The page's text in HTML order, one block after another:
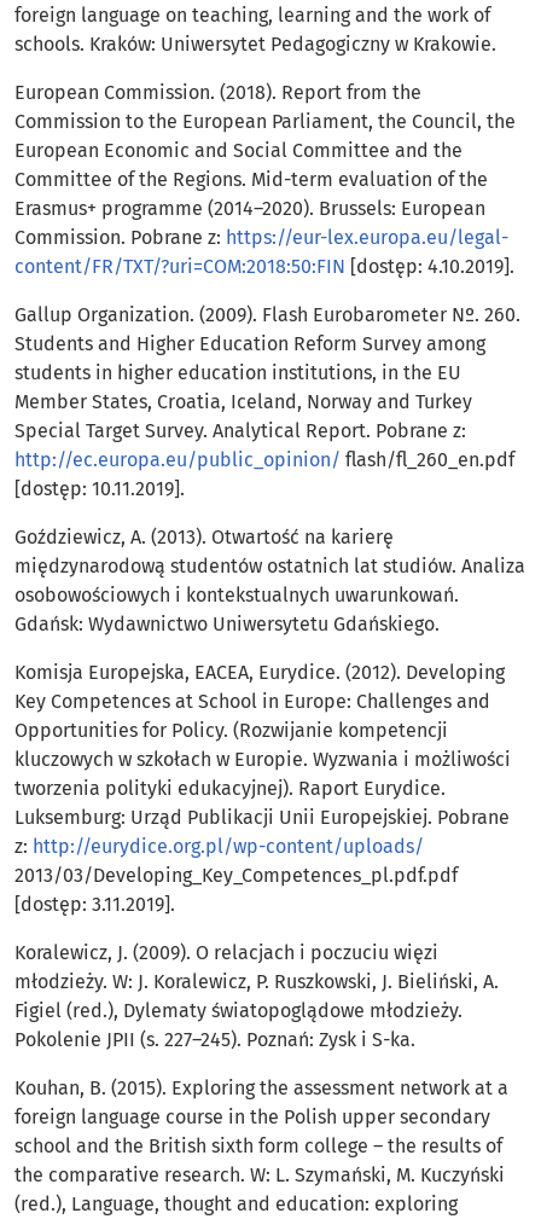
foreign language on teaching, learning and the work of
schools. Kraków: Uniwersytet Pedagogiczny w Krakowie.
European Commission. (2018). Report from the
Commission to the European Parliament, the Council, the
European Economic and Social Committee and the
Committee of the Regions. Mid-term evaluation of the
Erasmus+ programme (2014–2020). Brussels: European
Commission. Pobrane z: https://eur-lex.europa.eu/legal-
content/FR/TXT/?uri=COM:2018:50:FIN [dostęp: 4.10.2019].
Gallup Organization. (2009). Flash Eurobarometer Nº. 260.
Students and Higher Education Reform Survey among
students in higher education institutions, in the EU
Member States, Croatia, Iceland, Norway and Turkey
Special Target Survey. Analytical Report. Pobrane z:
http://ec.europa.eu/public_opinion/ flash/fl_260_en.pdf
[dostęp: 10.11.2019].
Goździewicz, A. (2013). Otwartość na karierę
międzynarodową studentów ostatnich lat studiów. Analiza
osobowościowych i kontekstualnych uwarunkowań.
Gdańsk: Wydawnictwo Uniwersytetu Gdańskiego.
Komisja Europejska, EACEA, Eurydice. (2012). Developing
Key Competences at School in Europe: Challenges and
Opportunities for Policy. (Rozwijanie kompetencji
kluczowych w szkołach w Europie. Wyzwania i możliwości
tworzenia polityki edukacyjnej). Raport Eurydice.
Luksemburg: Urząd Publikacji Unii Europejskiej. Pobrane
z: http://eurydice.org.pl/wp-content/uploads/
2013/03/Developing_Key_Competences_pl.pdf.pdf
[dostęp: 3.11.2019].
Koralewicz, J. (2009). O relacjach i poczuciu więzi
młodzieży. W: J. Koralewicz, P. Ruszkowski, J. Bieliński, A.
Figiel (red.), Dylematy światopoglądowe młodzieży.
Pokolenie JPII (s. 227–245). Poznań: Zysk i S-ka.
Kouhan, B. (2015). Exploring the assessment network at a
foreign language course in the Polish upper secondary
school and the British sixth form college – the results of
the comparative research. W: L. Szymański, M. Kuczyński
(red.), Language, thought and education: exploring